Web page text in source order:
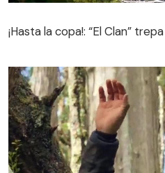
¡Hasta la copa!: “El Clan”